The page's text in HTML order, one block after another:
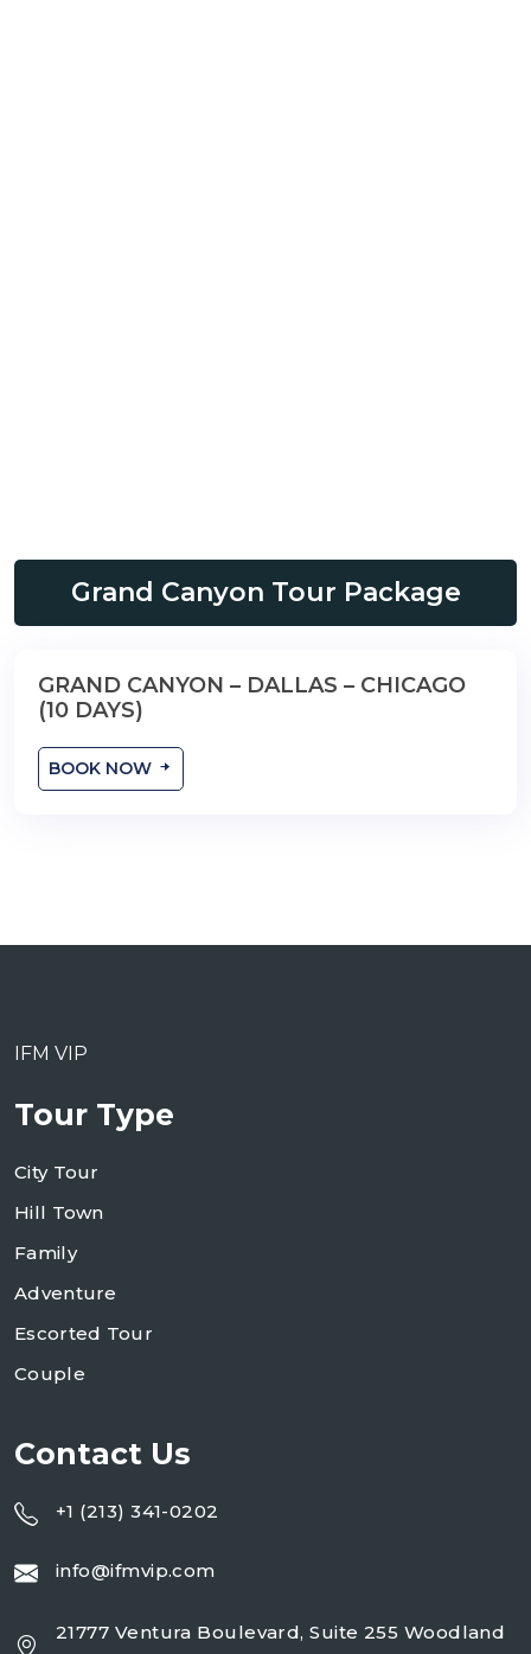
Grand Canyon Tour Package
10 Days
GRAND CANYON – DALLAS – CHICAGO
(10 DAYS)
BOOK NOW
IFM VIP
Tour Type
City Tour
Hill Town
Family
Adventure
Escorted Tour
Couple
Contact Us
+1 (213) 341-0202
info@ifmvip.com
21777 Ventura Boulevard, Suite 255 Woodland